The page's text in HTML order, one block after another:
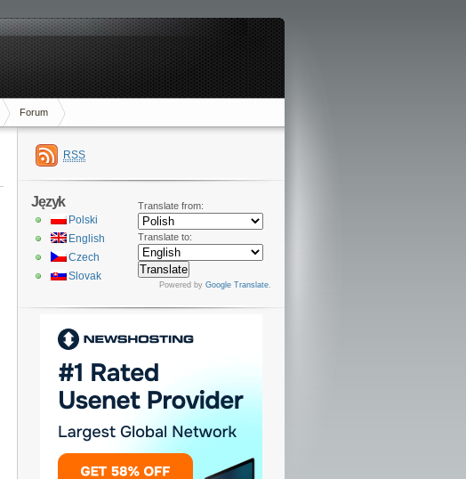
Forum
RSS
Translate from:
Translate to:
Powered by Google Translate.
Język
Polski
English
Czech
Slovak